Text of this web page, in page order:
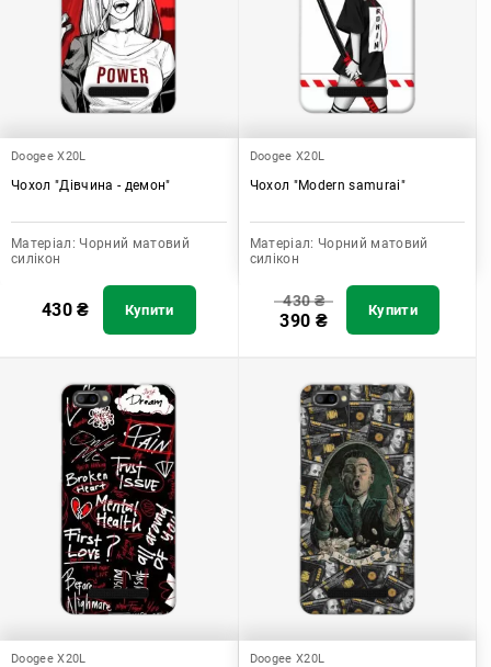
Doogee X20L
Чохол "Дівчина - демон"
Матеріал: Чорний матовий
силікон
430₴ Купити
Doogee X20L
Чохол "Modern samurai"
Матеріал: Чорний матовий
силікон
430₴
390 ₴ Купити
Doogee X20L Doogee X20L